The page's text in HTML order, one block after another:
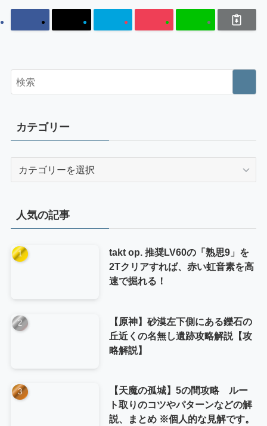
カテゴリー
ー
人気の記事
takt op. 推奨LV60の「熟思9」を
2Tクリアすれば、赤い虹音素を高
速で掘れる！
【原神】砂漠左下側にある鑠石の
丘近くの名無し遺跡攻略解説【攻
略解説】
【天魔の孤城】5の間攻略 ルー
ト取りのコツやパターンなどの解
説、まとめ ※個人的な見解です。